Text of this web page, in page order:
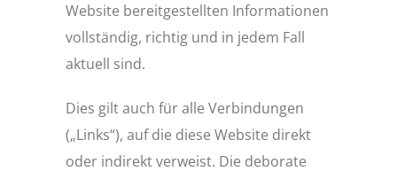
Website bereitgestellten Informationen
vollständig, richtig und in jedem Fall
aktuell sind.
Dies gilt auch für alle Verbindungen
(„Links“), auf die diese Website direkt
oder indirekt verweist. Die deborate